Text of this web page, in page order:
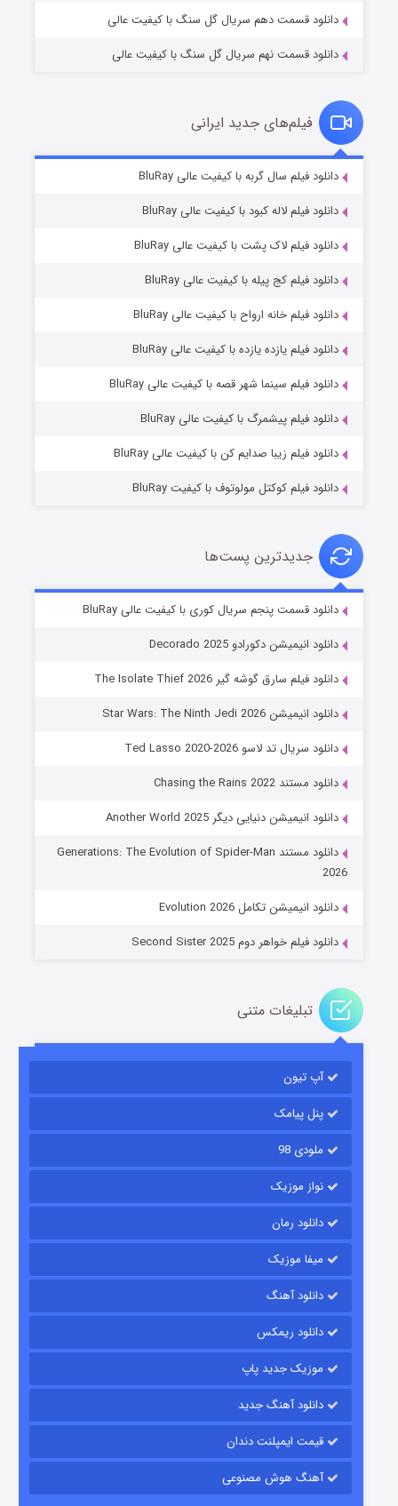
قسمت۷ (زیرنویس) منتشر شد
خاندان اژدها فصل ۳
جادوگری در مغولستان
قسمت۱۴ (زیرنویس) منتشر شد
باب اسفنجی فصل ۱۷
قسمت۶ (زیرنویس) منتشر شد
قسمت۱۵ (دوبله) منتشر شد
دانلود قسمت دهم سریال گل سنگ با کیفیت عالی
دانلود قسمت نهم سریال گل سنگ با کیفیت عالی
فیلم‌های جدید ایرانی
دانلود فیلم سال گربه با کیفیت عالی BluRay
دانلود فیلم لاله کبود با کیفیت عالی BluRay
دانلود فیلم لاک پشت با کیفیت عالی BluRay
دانلود فیلم کج‌ پیله با کیفیت عالی BluRay
دانلود فیلم خانه ارواح با کیفیت عالی BluRay
دانلود فیلم یازده یازده با کیفیت عالی BluRay
دانلود فیلم سینما شهر قصه با کیفیت عالی BluRay
دانلود فیلم پیشمرگ با کیفیت عالی BluRay
دانلود فیلم زیبا صدایم کن با کیفیت عالی BluRay
دانلود فیلم کوکتل مولوتوف با کیفیت BluRay
جدیدترین پست‌ها
دانلود قسمت پنجم سریال کوری با کیفیت عالی BluRay
دانلود انیمیشن دکورادو Decorado 2025
دانلود فیلم سارق گوشه گیر The Isolate Thief 2026
دانلود انیمیشن Star Wars: The Ninth Jedi 2026
دانلود سریال تد لاسو Ted Lasso 2020-2026
دانلود مستند Chasing the Rains 2022
دانلود انیمیشن دنیایی دیگر Another World 2025
دانلود مستند Generations: The Evolution of Spider-Man
2026
دانلود انیمیشن تکامل Evolution 2026
دانلود فیلم خواهر دوم Second Sister 2025
تبلیغات متنی
آپ تیون
پنل پیامک
ملودی 98
نواز موزیک
دانلود رمان
میفا موزیک
دانلود آهنگ
دانلود ریمکس
موزیک جدید پاپ
دانلود آهنگ جدید
قیمت ایمپلنت دندان
آهنگ هوش مصنوعی